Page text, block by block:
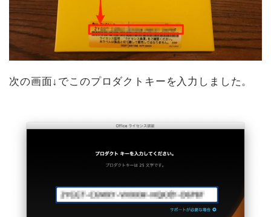
次の画面↓でこのプロダクトキーを入力しました。